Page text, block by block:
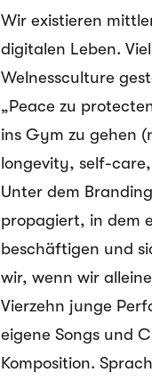
Wir existieren
digitalen Leben.
Welnessculture
„Peace zu
ins Gym zu gehen
longevity, self-
Unter dem
propagiert, in dem
beschäftigen und
wir, wenn wir
Vierzehn junge
eigene Songs und
Komposition.